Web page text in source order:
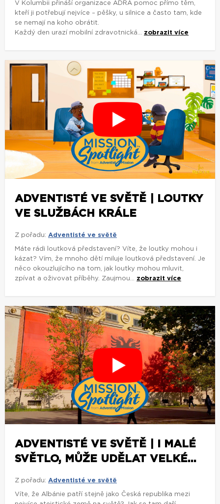
V Kolumbii přináší organizace ADRA pomoc přímo těm,
kteří ji potřebují nejvíce – pěšky, u silnice a často tam, kde
se nemají na koho obrátit.
Každý den urazí mobilní zdravotnická... zobrazit více
ADVENTISTÉ VE SVĚTĚ | LOUTKY
VE SLUŽBÁCH KRÁLE
Z pořadu: Adventisté ve světě
Máte rádi loutková představení? Víte, že loutky mohou i
kázat? Vím, že mnoho dětí miluje loutková představení. Je
něco okouzlujícího na tom, jak loutky mohou mluvit,
zpívat a oživovat příběhy. Zaujmou... zobrazit více
ADVENTISTÉ VE SVĚTĚ | I MALÉ
SVĚTLO, MŮŽE UDĚLAT VELKÉ...
Z pořadu: Adventisté ve světě
Víte, že Albánie patří stejně jako Česká republika mezi